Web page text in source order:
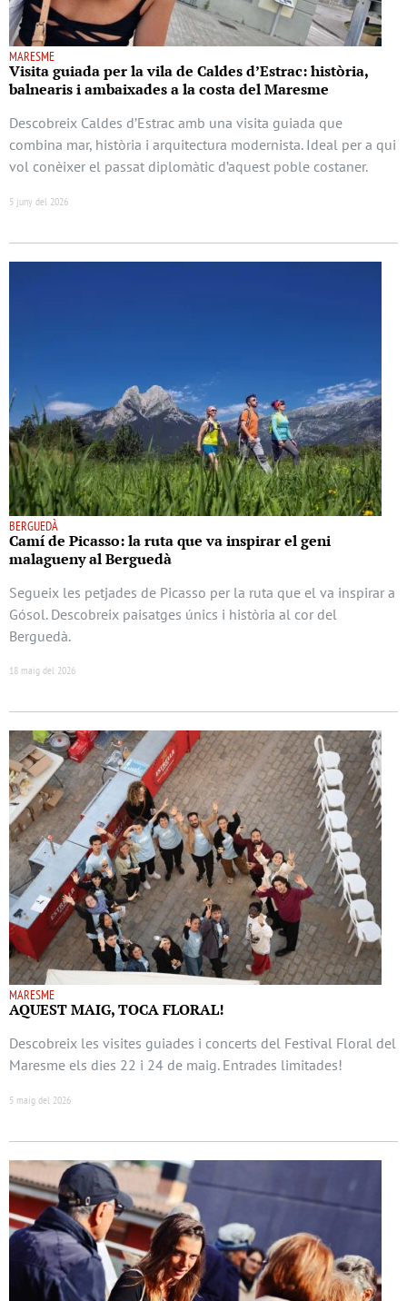
MARESME
Visita guiada per la vila de Caldes d’Estrac: història,
balnearis i ambaixades a la costa del Maresme
Descobreix Caldes d’Estrac amb una visita guiada que
combina mar, història i arquitectura modernista. Ideal per a qui
vol conèixer el passat diplomàtic d’aquest poble costaner.
5 juny del 2026
BERGUEDÀ
Camí de Picasso: la ruta que va inspirar el geni
malagueny al Berguedà
Segueix les petjades de Picasso per la ruta que el va inspirar a
Gósol. Descobreix paisatges únics i història al cor del
Berguedà.
18 maig del 2026
MARESME
AQUEST MAIG, TOCA FLORAL!
Descobreix les visites guiades i concerts del Festival Floral del
Maresme els dies 22 i 24 de maig. Entrades limitades!
5 maig del 2026